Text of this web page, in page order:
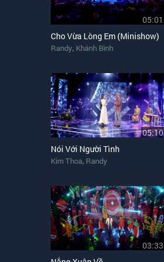
05:01
Cho Vừa Lòng Em (Minishow)
Randy, Khánh Bình
05:10
Nói Với Người Tình
Kim Thoa, Randy
03:33